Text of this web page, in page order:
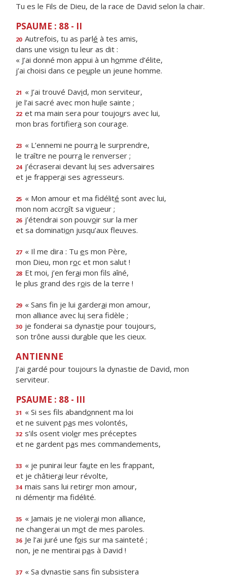
Tu es le Fils de Dieu, de la race de David selon la chair.
PSAUME : 88 - II
20 Autrefois, tu as parlé à tes amis,
dans une vision tu leur as dit :
« J’ai donné mon appui à un homme d’élite,
j’ai choisi dans ce peuple un jeune homme.
21 « J’ai trouvé David, mon serviteur,
je l’ai sacré avec mon huile sainte ;
22 et ma main sera pour toujours avec lui,
mon bras fortifiera son courage.
23 « L’ennemi ne pourra le surprendre,
le traître ne pourra le renverser ;
24 j’écraserai devant lui ses adversaires
et je frapperai ses agresseurs.
25 « Mon amour et ma fidélité sont avec lui,
mon nom accroît sa vigueur ;
26 j’étendrai son pouvoir sur la mer
et sa domination jusqu’aux fleuves.
27 « Il me dira : Tu es mon Père,
mon Dieu, mon roc et mon salut !
28 Et moi, j’en ferai mon fils aîné,
le plus grand des rois de la terre !
29 « Sans fin je lui garderai mon amour,
mon alliance avec lui sera fidèle ;
30 je fonderai sa dynastie pour toujours,
son trône aussi durable que les cieux.
ANTIENNE
J'ai gardé pour toujours la dynastie de David, mon
serviteur.
PSAUME : 88 - III
31 « Si ses fils abandonnent ma loi
et ne suivent pas mes volontés,
32 s’ils osent violer mes préceptes
et ne gardent pas mes commandements,
33 « je punirai leur faute en les frappant,
et je châtierai leur révolte,
34 mais sans lui retirer mon amour,
ni démentir ma fidélité.
35 « Jamais je ne violerai mon alliance,
ne changerai un mot de mes paroles.
36 Je l’ai juré une fois sur ma sainteté ;
non, je ne mentirai pas à David !
37 « Sa dynastie sans fn subsistera